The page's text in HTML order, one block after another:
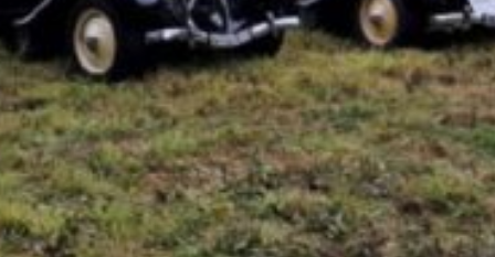
Liens
Bibliographie
Présentation 7
Présentation 11
Présentation 15 six
Evolution 7 et 11 -